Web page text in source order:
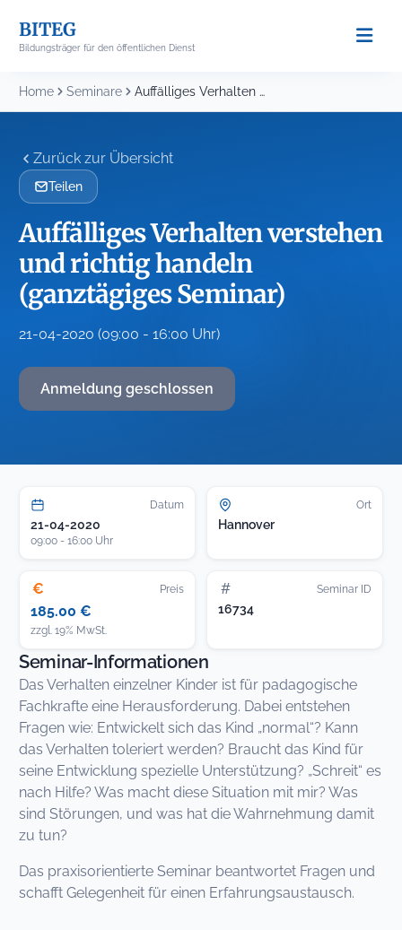
content
BITEG
Bildungsträger für den öffentlichen Dienst
Home Seminare Auffälliges Verhalten verstehen und richtig handeln (ganztägiges Seminar)
Zurück zur Übersicht
Teilen
Auffälliges Verhalten verstehen
und richtig handeln
(ganztägiges Seminar)
21-04-2020 (09:00 - 16:00 Uhr)
Anmeldung geschlossen
Datum
21-04-2020
09:00 - 16:00 Uhr
Ort
Hannover
€ Preis
185.00 €
zzgl. 19% MwSt.
# Seminar ID
16734
Seminar-Informationen
Das Verhalten einzelner Kinder ist für padagogische
Fachkrafte eine Herausforderung. Dabei entstehen
Fragen wie: Entwickelt sich das Kind „normal“? Kann
das Verhalten toleriert werden? Braucht das Kind für
seine Entwicklung spezielle Unterstützung? „Schreit“ es
nach Hilfe? Was macht diese Situation mit mir? Was
sind Störungen, und was hat die Wahrnehmung damit
zu tun?
Das praxisorientierte Seminar beantwortet Fragen und
schafft Gelegenheit für einen Erfahrungsaustausch.